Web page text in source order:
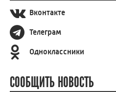
Вконтакте
Телеграм
Одноклассники
СООБЩИТЬ НОВОСТЬ